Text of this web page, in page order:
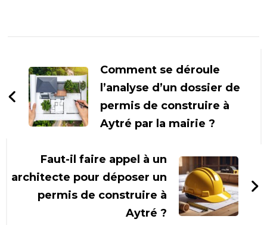
d'article
Comment se déroule
l’analyse d’un dossier de
permis de construire à
Aytré par la mairie ?
Faut-il faire appel à un
architecte pour déposer un
permis de construire à
Aytré ?